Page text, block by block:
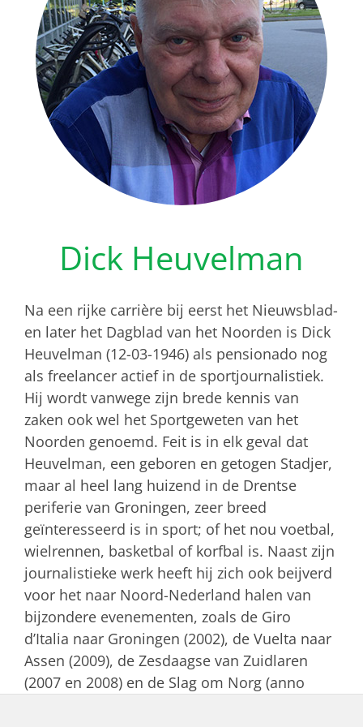
Dick Heuvelman
Na een rijke carrière bij eerst het Nieuwsblad-
en later het Dagblad van het Noorden is Dick
Heuvelman (12-03-1946) als pensionado nog
als freelancer actief in de sportjournalistiek.
Hij wordt vanwege zijn brede kennis van
zaken ook wel het Sportgeweten van het
Noorden genoemd. Feit is in elk geval dat
Heuvelman, een geboren en getogen Stadjer,
maar al heel lang huizend in de Drentse
periferie van Groningen, zeer breed
geïnteresseerd is in sport; of het nou voetbal,
wielrennen, basketbal of korfbal is. Naast zijn
journalistieke werk heeft hij zich ook beijverd
voor het naar Noord-Nederland halen van
bijzondere evenementen, zoals de Giro
d’Italia naar Groningen (2002), de Vuelta naar
Assen (2009), de Zesdaagse van Zuidlaren
(2007 en 2008) en de Slag om Norg (anno